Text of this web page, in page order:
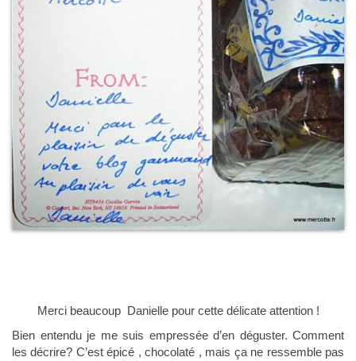
Merci beaucoup Danielle pour cette délicate attention !
Bien entendu je me suis empressée d’en déguster. Comment
les décrire? C’est épicé , chocolaté , mais ça ne ressemble pas